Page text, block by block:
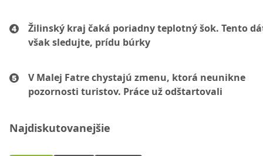
Žilinský kraj čaká poriadny teplotný šok. Tento
však sledujte, prídu búrky
V Malej Fatre chystajú zmenu, ktorá neunikne
pozornosti turistov. Práce už odštartovali
Najdiskutovanejšie